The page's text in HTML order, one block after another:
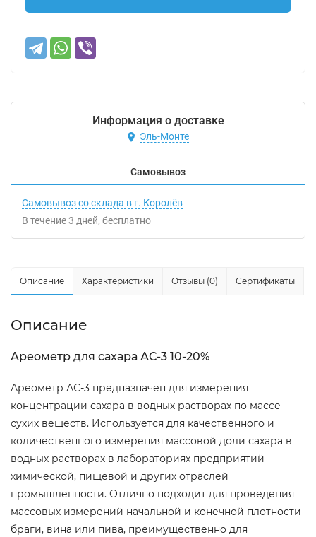
Информация о доставке
Эль-Монте
Самовывоз
Самовывоз со склада в г. Королёв
В течение3 дней Бесплатно
Описание Характеристики Отзывы (0) Сертификаты
Описание
Ареометр для сахара АС-3 10-20%
Ареометр АС-3 предназначен для измерения
концентрации сахара в водных растворах по массе
сухих веществ. Используется для качественного и
количественного измерения массовой доли сахара в
водных растворах в лабораториях предприятий
химической, пищевой и других отраслей
промышленности. Отлично подходит для проведения
массовых измерений начальной и конечной плотности
браги, вина или пива, преимущественно для